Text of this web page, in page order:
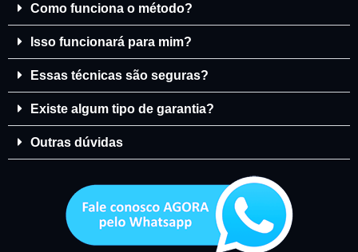
Como funciona o método?
Isso funcionará para mim?
Essas técnicas são seguras?
Existe algum tipo de garantia?
Outras dúvidas